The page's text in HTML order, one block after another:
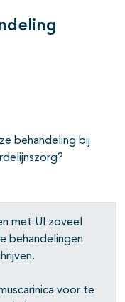
behandeling bij
met UI zoveel
behandelingen
voor te